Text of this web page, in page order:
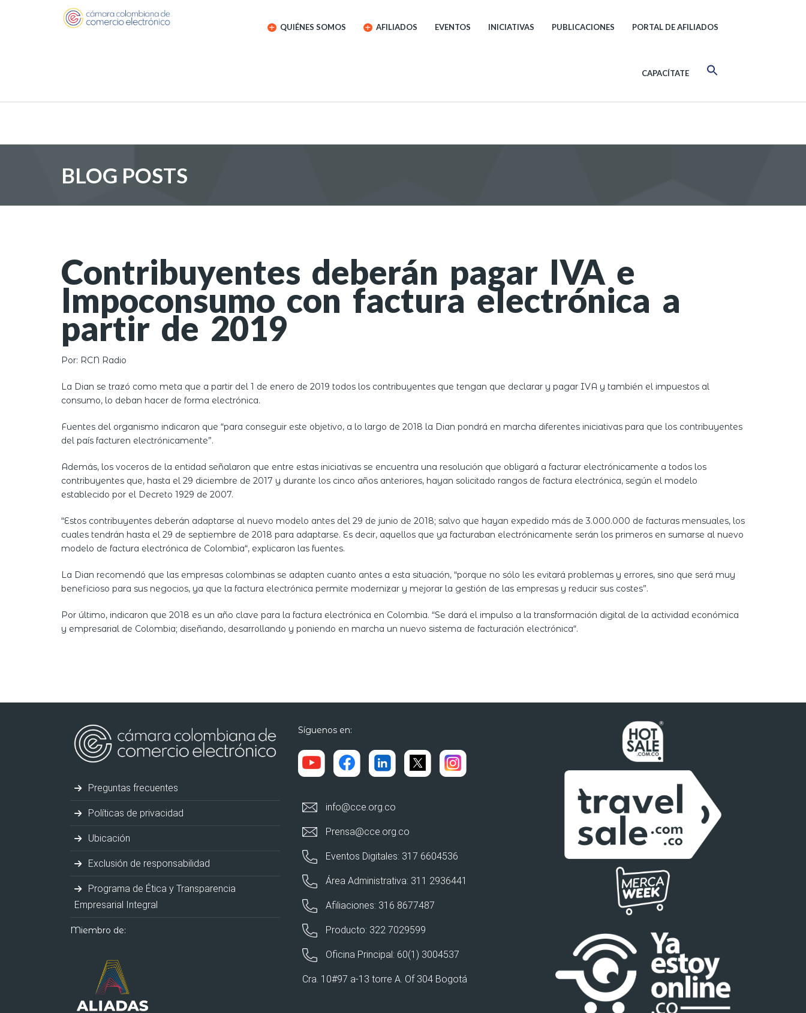
QUIÉNES SOMOS AFILIADOS EVENTOS INICIATIVAS PUBLICACIONES PORTAL DE AFILIADOS
CAPACÍTATE
BLOG POSTS
Contribuyentes deberán pagar IVA e
Impoconsumo con factura electrónica a
partir de 2019
Por: RCN Radio
La Dian se trazó como meta que a partir del 1 de enero de 2019 todos los contribuyentes que tengan que declarar y pagar IVA y también el impuestos al
consumo, lo deban hacer de forma electrónica.
Fuentes del organismo indicaron que “para conseguir este objetivo, a lo largo de 2018 la Dian pondrá en marcha diferentes iniciativas para que los contribuyentes
del país facturen electrónicamente”.
Además, los voceros de la entidad señalaron que entre estas iniciativas se encuentra una resolución que obligará a facturar electrónicamente a todos los
contribuyentes que, hasta el 29 diciembre de 2017 y durante los cinco años anteriores, hayan solicitado rangos de factura electrónica, según el modelo
establecido por el Decreto 1929 de 2007.
“Estos contribuyentes deberán adaptarse al nuevo modelo antes del 29 de junio de 2018; salvo que hayan expedido más de 3.000.000 de facturas mensuales, los
cuales tendrán hasta el 29 de septiembre de 2018 para adaptarse. Es decir, aquellos que ya facturaban electrónicamente serán los primeros en sumarse al nuevo
modelo de factura electrónica de Colombia“, explicaron las fuentes.
La Dian recomendó que las empresas colombinas se adapten cuanto antes a esta situación, “porque no sólo les evitará problemas y errores, sino que será muy
beneficioso para sus negocios, ya que la factura electrónica permite modernizar y mejorar la gestión de las empresas y reducir sus costes”.
Por último, indicaron que 2018 es un año clave para la factura electrónica en Colombia. “Se dará el impulso a la transformación digital de la actividad económica
y empresarial de Colombia; diseñando, desarrollando y poniendo en marcha un nuevo sistema de facturación electrónica“.
Preguntas frecuentes
Políticas de privacidad
Ubicación
Exclusión de responsabilidad
Programa de Ética y Transparencia
Empresarial Integral
Miembro de:
Síguenos en:
info@cce.org.co
Prensa@cce.org.co
Eventos Digitales: 317 6604536
Área Administrativa: 311 2936441
Afiliaciones: 316 8677487
Producto: 322 7029599
Oficina Principal: 60(1) 3004537
Cra. 10#97 a-13 torre A. Of 304 Bogotá